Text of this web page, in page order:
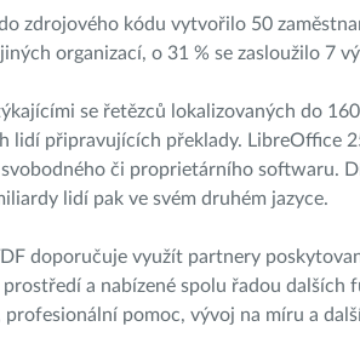
zdrojového kódu vytvořilo 50
organizací, o 31 % se zasloužilo 7
se řetězců lokalizovaných do
lidí připravujících překlady. LibreOffice
či proprietárního softwaru.
lidí pak ve svém druhém jazyce.
doporučuje využít partnery
a nabízené spolu řadou dalších
pomoc, vývoj na míru a